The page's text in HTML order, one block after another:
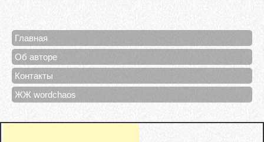
Главная
Об авторе
Контакты
ЖЖ wordchaos